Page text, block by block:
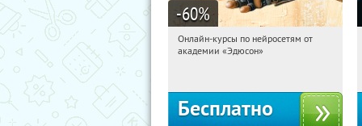
-60%
17:28:30 Получили:
Онлайн-курсы по нейросетям от
академии «Эдюсон»
Бесплатно